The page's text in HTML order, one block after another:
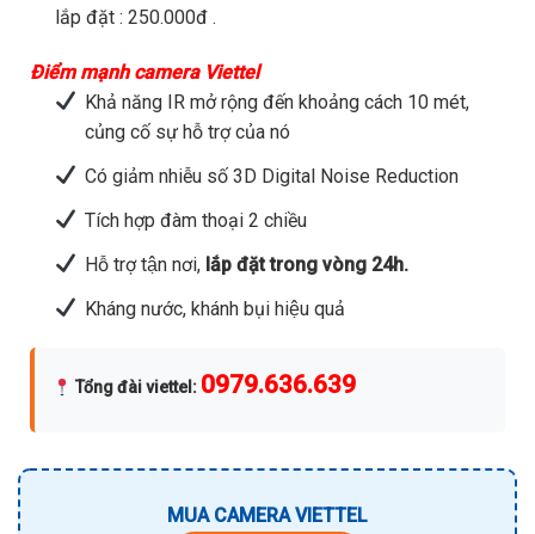
lắp đặt : 250.000đ .
Điểm mạnh camera Viettel
Khả năng IR mở rộng đến khoảng cách 10 mét,
củng cố sự hỗ trợ của nó
Có giảm nhiễu số 3D Digital Noise Reduction
Tích hợp đàm thoại 2 chiều
Hỗ trợ tận nơi,lắp đặt trong vòng 24h.
Kháng nước, khánh bụi hiệu quả
Tổng đài viettel : 0979.636.639
MUA CAMERA VIETTEL